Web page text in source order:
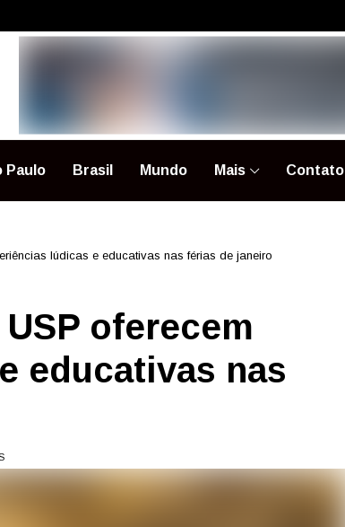
Paulo Brasil Mundo Mais Contato
lúdicas e educativas nas férias de janeiro
oferecem
educativas nas